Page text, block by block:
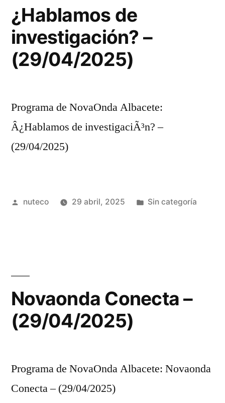
¿Hablamos de
investigación? –
(29/04/2025)
Programa de NovaOnda Albacete:
Â¿Hablamos de investigaciÃ³n? –
(29/04/2025)
Publicada
nuteco 29 abril, 2025
Publicada
Sin categoría
Novaonda Conecta –
(29/04/2025)
Programa de NovaOnda Albacete: Novaonda
Conecta – (29/04/2025)